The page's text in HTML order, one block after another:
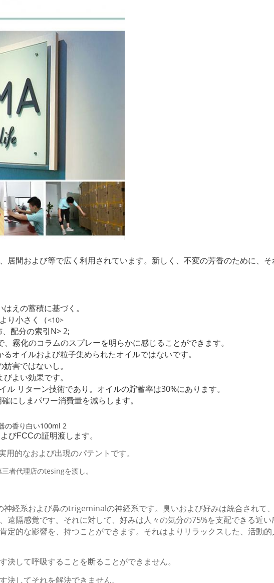
居間および等で広く利用されています。新しく、不変の芳香のために、
えの蓄積に基づく。
り小さく（<10>
配分の索引N> 2;
霧化のコラムのスプレーを明らかに感じることができます。
オイルおよび粒子集められたオイルではないです。
害ではないし。
よい効果です。
リターン技術であり。オイルの貯蓄率は30%にあります。
にしまパワー消費量を減らします。
びFCCの証明渡します。
的なおよび出現のパテントです。
者代理店のtesingを渡し。
経系および鼻のtrigeminalの神経系です。臭いおよび好みは統合されて
遠隔感覚です。それに対して、好みは人々の気分の75%を支配できる近
定的な影響を、持つことができます。それはよりリラックスした、活動
して呼吸することを断ることができません。
してそれを解決できません。